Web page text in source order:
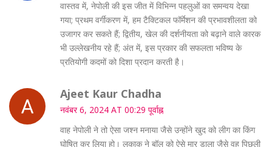
वास्तव में, नेपोली की इस जीत में विभिन्न पहलुओं का समन्वय देखा
गया; प्रथम वर्गीकरण में, हम टैक्टिकल फॉर्मेशन की प्रभावशीलता को
उजागर कर सकते हैं; द्वितीय, खेल की दर्शनीयता को बढ़ाने वाले कारक
भी उल्लेखनीय रहे हैं; अंत में, इस प्रकार की सफलता भविष्य के
प्रतियोगी कदमों को दिशा प्रदान करती है।
Ajeet Kaur Chadha
नवंबर 6, 2024 AT 00:29 पूर्वाह्न
वाह नेपोली ने तो ऐसा जश्न मनाया जैसे उन्होंने खुद को लीग का किंग
घोषित कर लिया हो। लुकाकु ने बॉल को ऐसे मार डाला जैसे वह पिछली